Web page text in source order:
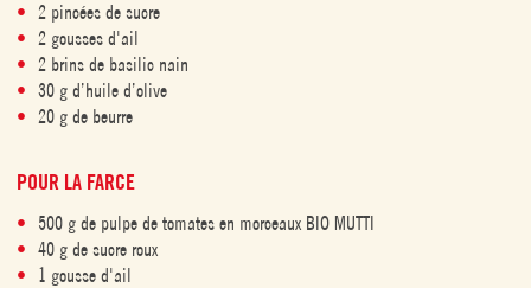
2 pincées de sucre
2 gousses d'ail
2 brins de basilic nain
30 g d’huile d’olive
20 g de beurre
POUR LA FARCE
500 g de pulpe de tomates en morceaux BIO MUTTI
40 g de sucre roux
1 gousse d'ail